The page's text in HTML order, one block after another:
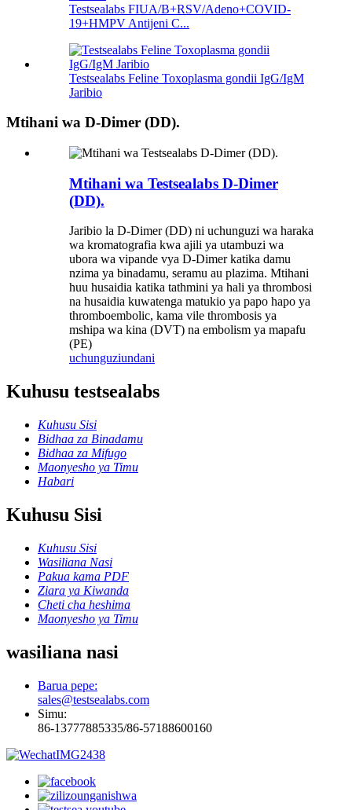
Testsealabs FIUA/B+RSV/Adeno+COVID-
19+HMPV Antijeni C...
Testsealabs Feline Toxoplasma gondii IgG/IgM
Jaribio
Mtihani wa D-Dimer (DD).
Mtihani wa Testsealabs D-Dimer
(DD).
Jaribio la D-Dimer (DD) ni uchunguzi wa haraka
wa kromatografia kwa ajili ya utambuzi wa
ubora wa vipande vya D-Dimer katika damu
nzima ya binadamu, seramu au plazima. Mtihani
huu husaidia katika tathmini ya hali ya thrombosi
na husaidia kuwatenga matukio ya papo hapo ya
thromboembolic, kama vile thrombosis ya
mshipa wa kina (DVT) na embolism ya mapafu
(PE)
uchunguziundani
Kuhusu testsealabs
Kuhusu Sisi
Bidhaa za Binadamu
Bidhaa za Mifugo
Maonyesho ya Timu
Habari
Kuhusu Sisi
Kuhusu Sisi
Wasiliana Nasi
Pakua kama PDF
Ziara ya Kiwanda
Cheti cha heshima
Maonyesho ya Timu
wasiliana nasi
Barua pepe:
sales@testsealabs.com
Simu:
86-13777885335/86-57188600160